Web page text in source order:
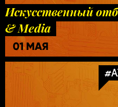
Искусственный
& Media
01 МАЯ